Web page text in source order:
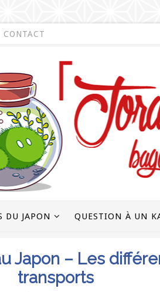
CONTACT
DU JAPON QUESTION À UN
Japon – Les
transports